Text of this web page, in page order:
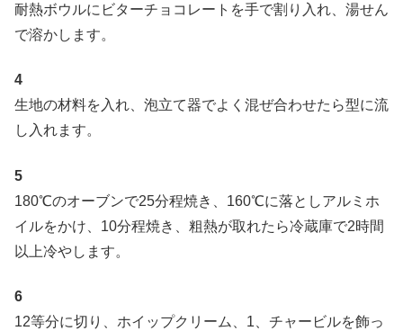
耐熱ボウルにビターチョコレートを手で割り入れ、湯せん
で溶かします。
4
生地の材料を入れ、泡立て器でよく混ぜ合わせたら型に流
し入れます。
5
180℃のオーブンで25分程焼き、160℃に落としアルミホ
イルをかけ、10分程焼き、粗熱が取れたら冷蔵庫で2時間
以上冷やします。
6
12等分に切り、ホイップクリーム、1、チャービルを飾っ